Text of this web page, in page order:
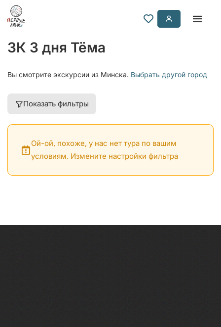
ЗК 3 дня Тёма
Вы смотрите экскурсии из Минска. Выбрать другой город
Показать фильтры
Ой-ой, похоже, у нас нет тура по вашим
условиям. Измените настройки фильтра